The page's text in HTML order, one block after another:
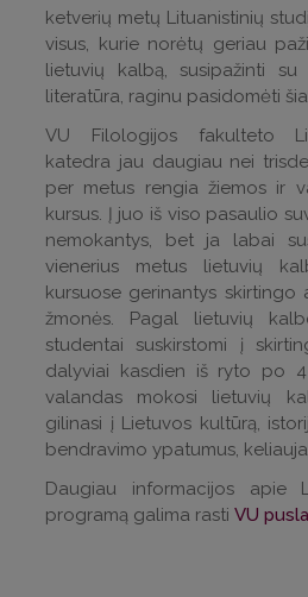
ketverių metų Lituanistinių
visus, kurie norėtų geriau
lietuvių kalbą, susipažinti
literatūra, raginu pasidomėti
VU Filologijos fakulteto
katedra jau daugiau nei
per metus rengia žiemos ir
kursus. Į juo iš viso pasaulio
nemokantys, bet ja labai
vienerius metus lietuvių
kursuose gerinantys skirtingo
žmonės. Pagal lietuvių
studentai suskirstomi į
dalyviai kasdien iš ryto po
valandas mokosi lietuvių
gilinasi į Lietuvos kultūrą,
bendravimo ypatumus, keliauja
Daugiau informacijos apie
programą galima rasti VU